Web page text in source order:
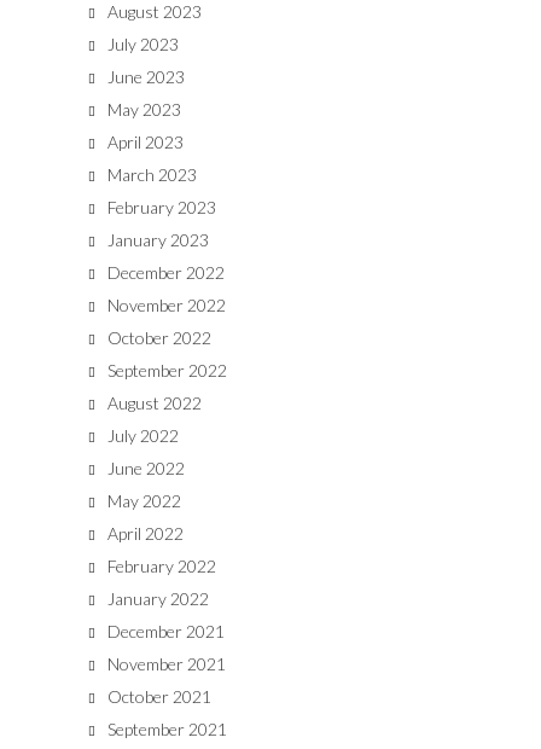
August 2023
July 2023
June 2023
May 2023
April 2023
March 2023
February 2023
January 2023
December 2022
November 2022
October 2022
September 2022
August 2022
July 2022
June 2022
May 2022
April 2022
February 2022
January 2022
December 2021
November 2021
October 2021
September 2021